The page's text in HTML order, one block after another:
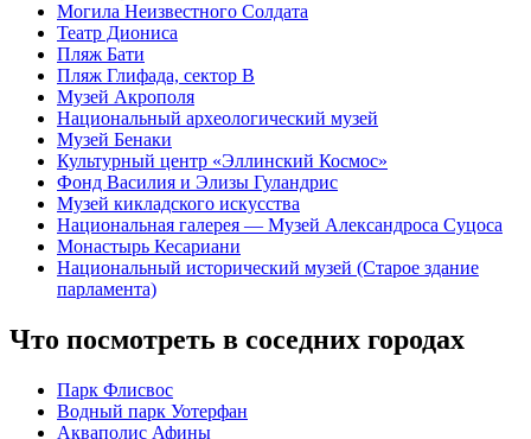
Могила Неизвестного Солдата
Театр Диониса
Пляж Бати
Пляж Глифада, сектор B
Музей Акрополя
Национальный археологический музей
Музей Бенаки
Культурный центр «Эллинский Космос»
Фонд Василия и Элизы Гуландрис
Музей кикладского искусства
Национальная галерея — Музей Александроса Суцоса
Монастырь Кесариани
Национальный исторический музей (Старое здание
парламента)
Что посмотреть в соседних городах
Парк Флисвос
Водный парк Уотерфан
Акваполис Афины